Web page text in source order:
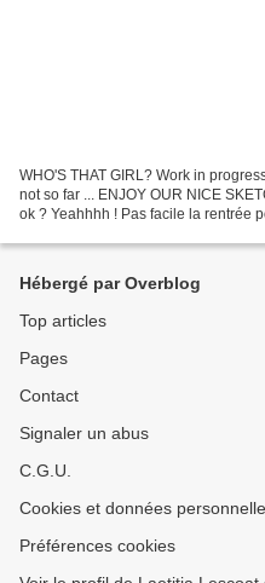
WHO'S THAT GIRL? Work in
not so far ... ENJOY OUR NICE
ok ? Yeahhhh ! Pas facile la rentrée
Hébergé par Overblog
Top articles
Pages
Contact
Signaler un abus
C.G.U.
Cookies et données
Préférences cookies